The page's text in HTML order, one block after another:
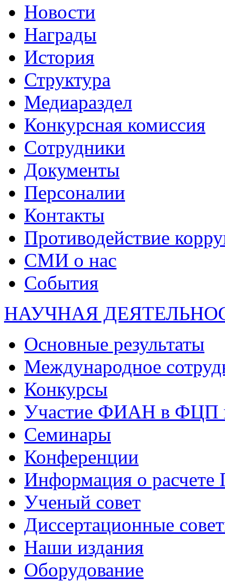
Новости
Награды
История
Структура
Медиараздел
Конкурсная комиссия
Сотрудники
Документы
Персоналии
Контакты
Противодействие
СМИ о нас
События
НАУЧНАЯ
Основные результаты
Международное
Конкурсы
Участие ФИАН в ФЦП
Семинары
Конференции
Информация о
Ученый совет
Диссертационные
Наши издания
Оборудование